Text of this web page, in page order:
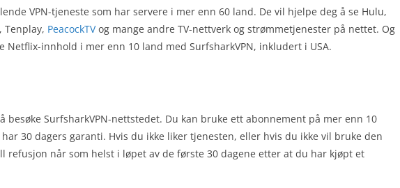
VPN-tjeneste som har servere i mer enn 60 land. De vil hjelpe deg å se Hulu,
Tenplay, PeacockTVog mange andre TV-nettverk og strømmetjenester på nettet. Og
Netflix-innhold i mer enn 10 land med SurfsharkVPN, inkludert i USA.
besøke SurfsharkVPN-nettstedet. Du kan bruke ett abonnement på mer enn 10
30 dagers garanti. Hvis du ikke liker tjenesten, eller hvis du ikke vil bruke den
refusjon når som helst i løpet av de første 30 dagene etter at du har kjøpt et